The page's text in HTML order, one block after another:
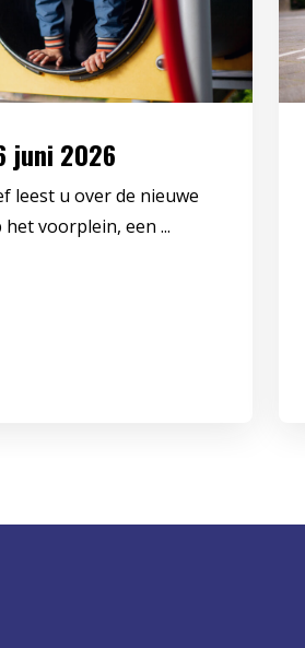
juni 2026
leest u over de nieuwe
voorplein, een ...